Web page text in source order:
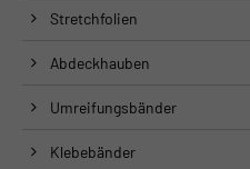
Stretchfolien
Abdeckhauben
Umreifungsbänder
Klebebänder